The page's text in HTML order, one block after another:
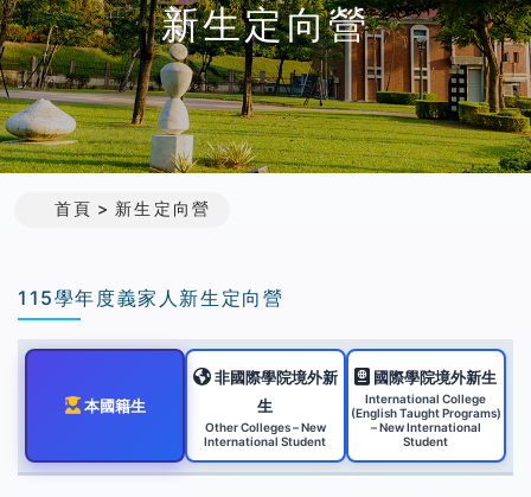
新生定向營
首頁 新生定向營
115學年度義家人新生定向營
本國籍生
非國際學院境外新
生
Other Colleges – New
International Student
國際學院境外新生
International College
(English Taught Programs)
– New International
Student